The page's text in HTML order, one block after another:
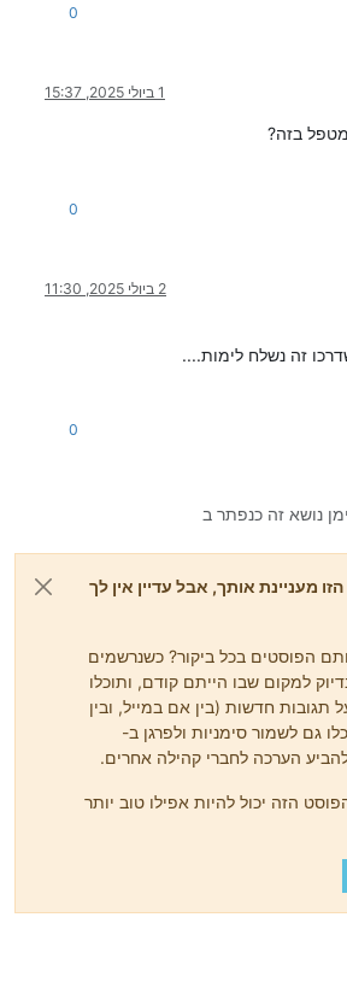
0
1 ביולי 2025, 15:37
בזה?
0
2 ביולי 2025, 11:30
זה נשלח לימות....
0
נושא זה כנפתר ב
מעניינת אותך, אבל עדיין אין לך
הפוסטים בכל ביקור? כשנרשמים
למקום שבו הייתם קודם, ותוכלו
תגובות חדשות (בין אם במייל, ובין
גם לשמור סימניות ולפרגן ב-
הזה יכול להיות אפילו טוב יותר